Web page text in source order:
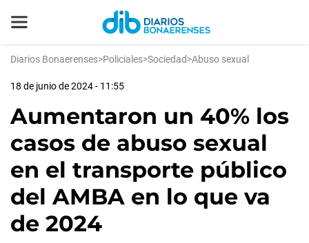
Diarios Bonaerenses>Policiales>Sociedad>Abuso sexual
18 de junio de 2024 - 11:55
Aumentaron un 40% los
casos de abuso sexual
en el transporte público
del AMBA en lo que va
de 2024